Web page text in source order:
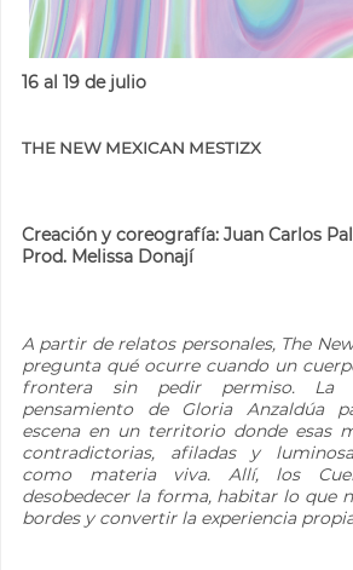
16 al 19 de julio
THE NEW MEXICAN MESTIZX
Creación y coreografía: Juan Carlos
Prod. Melissa Donají
A partir de relatos personales, The
pregunta qué ocurre cuando un
frontera sin pedir permiso. La
pensamiento de Gloria Anzaldúa
escena en un territorio donde esas
contradictorias, afiladas y
como materia viva. Allí, los
desobedecer la forma, habitar lo que
bordes y convertir la experiencia